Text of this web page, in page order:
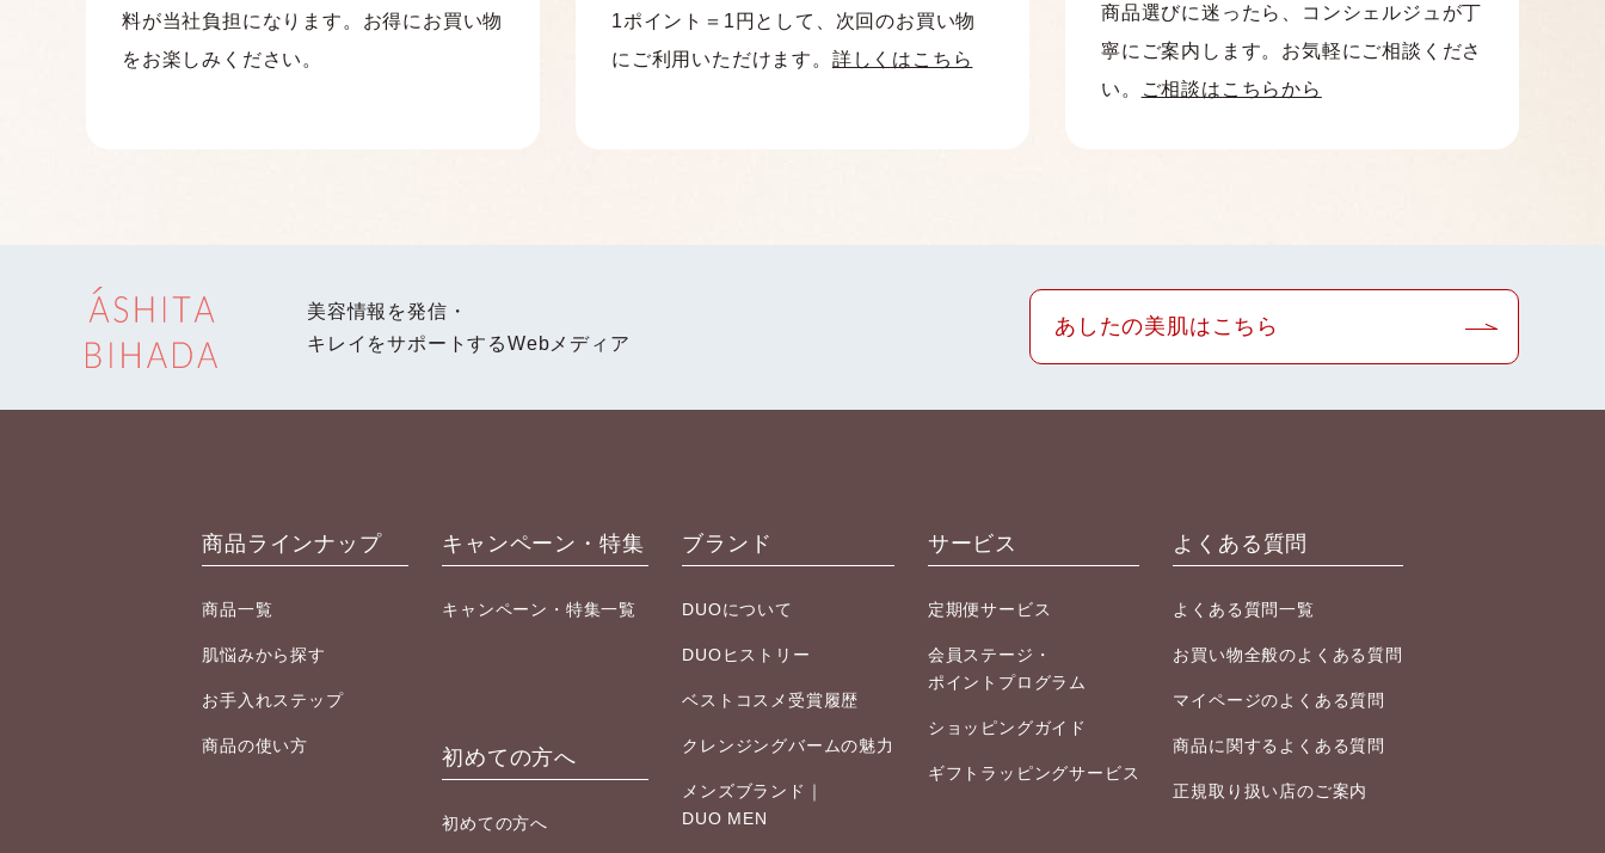
料が当社負担になります。お得にお買い物
をお楽しみください。
1ポイント＝1円として、次回のお買い物
にご利用いただけます。 詳しくはこちら
商品選びに迷ったら、コンシェルジュが丁
寧にご案内します。お気軽にご相談くださ
い。
ご相談はこちらから
美容情報を発信・
キレイをサポートするWebメディア
あしたの美肌はこちら
商品ラインナップ
商品一覧
肌悩みから探す
お手入れステップ
商品の使い方
キャンペーン・特集
キャンペーン・特集一覧
初めての方へ
初めての方へ
ブランド
DUOについて
DUOヒストリー
ベストコスメ受賞履歴
クレンジングバームの魅力
メンズブランド｜
DUO MEN
サービス
定期便サービス
会員ステージ・
ポイントプログラム
ショッピングガイド
ギフトラッピングサービス
よくある質問
よくある質問一覧
お買い物全般のよくある質問
マイページのよくある質問
商品に関するよくある質問
正規取り扱い店のご案内